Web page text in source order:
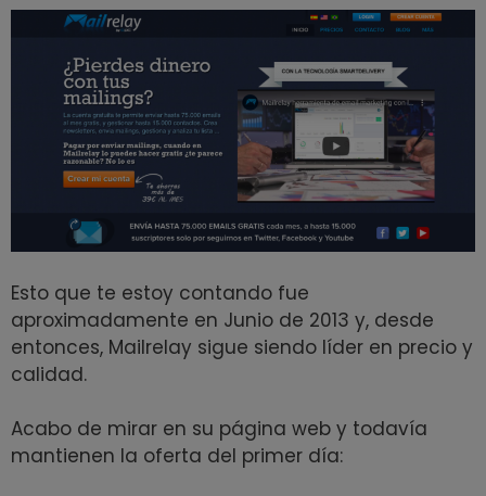
Esto que te estoy contando fue
aproximadamente en Junio de 2013 y, desde
entonces, Mailrelay sigue siendo líder en precio y
calidad.
Acabo de mirar en su página web y todavía
mantienen la oferta del primer día: